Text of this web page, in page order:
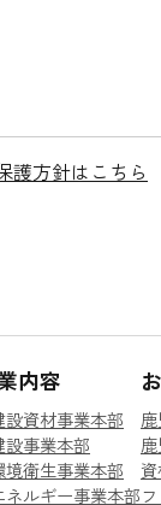
護方針はこちら
内容
設資材事業本部
設事業本部
境衛生事業本部
ネルギー事業本部